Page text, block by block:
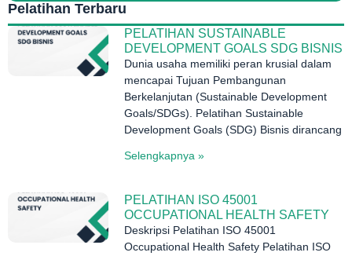
Pelatihan Terbaru
PELATIHAN SUSTAINABLE
DEVELOPMENT GOALS SDG BISNIS
Dunia usaha memiliki peran krusial dalam
mencapai Tujuan Pembangunan
Berkelanjutan (Sustainable Development
Goals/SDGs). Pelatihan Sustainable
Development Goals (SDG) Bisnis dirancang
Selengkapnya »
PELATIHAN ISO 45001
OCCUPATIONAL HEALTH SAFETY
Deskripsi Pelatihan ISO 45001
Occupational Health Safety Pelatihan ISO